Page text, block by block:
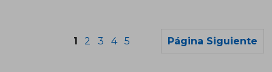
1 2 3 4 5 Página Siguiente